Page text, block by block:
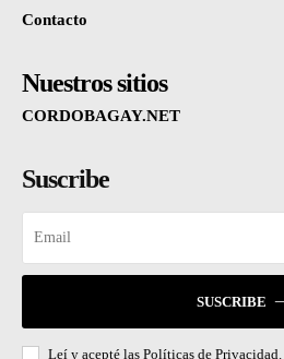
Contacto
Nuestros sitios
CORDOBAGAY.NET
Suscribe
SUSCRIBE
Leí y acepté las Políticas de Privacidad.